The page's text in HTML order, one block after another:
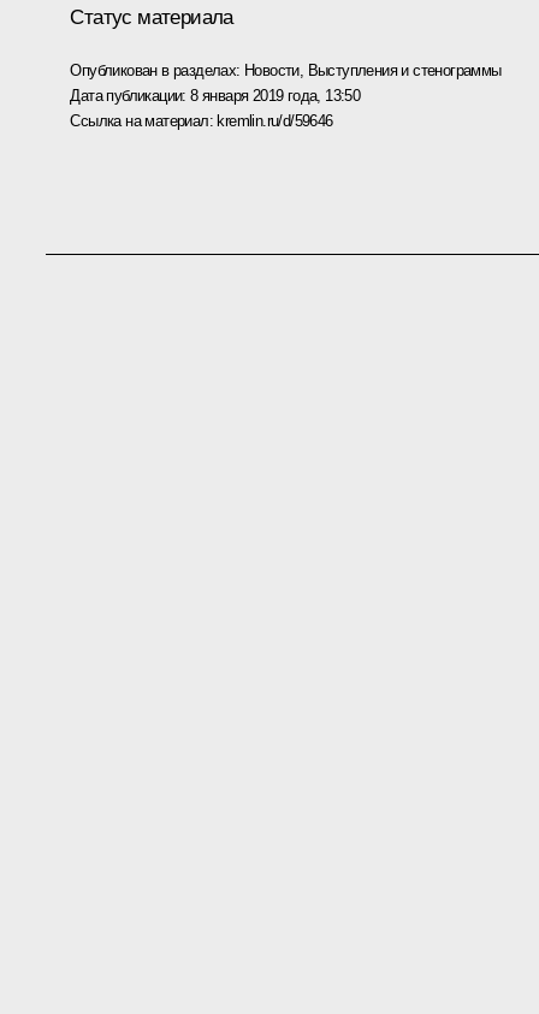
Статус материала
Опубликован в разделах: Новости, Выступления и стенограммы
Дата публикации:8 января 2019 года, 13:50
Ссылка на материал: kremlin.ru/d/59646